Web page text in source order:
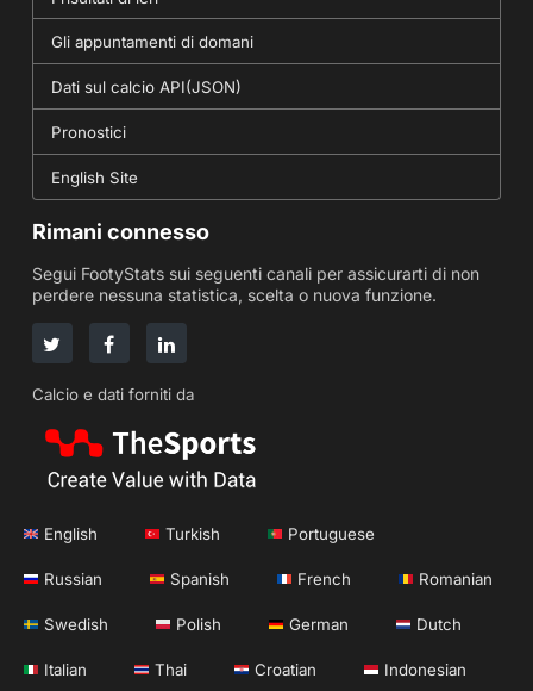
Gli appuntamenti di domani
Dati sul calcio API(JSON)
Pronostici
English Site
Rimani connesso
Segui FootyStats sui seguenti canali per assicurarti di non
perdere nessuna statistica, scelta o nuova funzione.
Calcio e dati forniti da
English Turkish Portuguese
Russian Spanish French Romanian
Swedish Polish German Dutch
Italian Thai Croatian Indonesian